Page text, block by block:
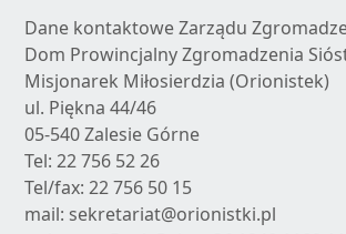
Dane kontaktowe Zarządu
Dom Prowincjalny Zgromadzenia
Misjonarek Miłosierdzia (Orionistek)
ul. Piękna 44/46
05-540 Zalesie Górne
Tel: 22 756 52 26
Tel/fax: 22 756 50 15
mail: sekretariat@orionistki.pl